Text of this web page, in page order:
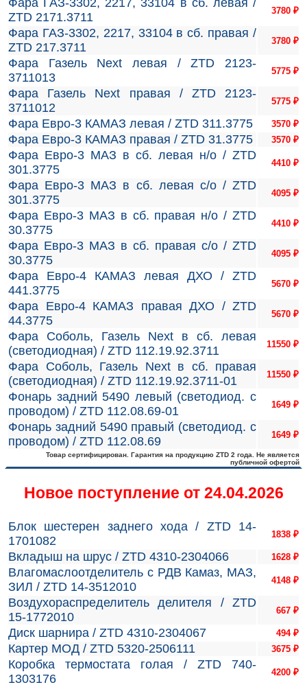
Фара ГАЗ-3302, 2217, 33104 в сб. левая /
ZTD 2171.3711
3780 ₽
Фара ГАЗ-3302, 2217, 33104 в сб. правая /
ZTD 217.3711
3780 ₽
Фара Газель Next левая / ZTD 2123-
3711013
5775 ₽
Фара Газель Next правая / ZTD 2123-
3711012
5775 ₽
Фара Евро-3 КАМАЗ левая / ZTD 311.3775 3570 ₽
Фара Евро-3 КАМАЗ правая / ZTD 31.3775 3570 ₽
Фара Евро-3 МАЗ в сб. левая н/о / ZTD
301.3775
4410 ₽
Фара Евро-3 МАЗ в сб. левая с/о / ZTD
301.3775
4095 ₽
Фара Евро-3 МАЗ в сб. правая н/о / ZTD
30.3775
4410 ₽
Фара Евро-3 МАЗ в сб. правая с/о / ZTD
30.3775
4095 ₽
Фара Евро-4 КАМАЗ левая ДХО / ZTD
441.3775
5670 ₽
Фара Евро-4 КАМАЗ правая ДХО / ZTD
44.3775
5670 ₽
Фара Соболь, Газель Next в сб. левая
(светодиодная) / ZTD 112.19.92.3711
11550 ₽
Фара Соболь, Газель Next в сб. правая
(светодиодная) / ZTD 112.19.92.3711-01
11550 ₽
Фонарь задний 5490 левый (светодиод. с
проводом) / ZTD 112.08.69-01
1649 ₽
Фонарь задний 5490 правый (светодиод. с
проводом) / ZTD 112.08.69
1649 ₽
Товар сертифицирован. Гарантия на продукцию ZTD 2 года. Не является
публичной офертой
Новое поступление от 24.04.2026
Блок шестерен заднего хода / ZTD 14-
1701082
1838 ₽
Вкладыш на шрус / ZTD 4310-2304066 1628 ₽
Влагомаслоотделитель с РДВ Камаз, МАЗ,
ЗИЛ / ZTD 14-3512010
4148 ₽
Воздухораспределитель делителя / ZTD
15-1772010
667 ₽
Диск шарнира / ZTD 4310-2304067 494 ₽
Картер МОД / ZTD 5320-2506111 3675 ₽
Коробка термостата голая / ZTD 740-
1303176
4200 ₽